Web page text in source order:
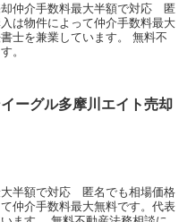
仲介手数料最大半額で対応 匿
は物件によって仲介手数料最大
士を兼業しています。 無料不
。
ーグル多摩川エイト売却
半額で対応 匿名でも相場価格
仲介手数料最大無料です。代表